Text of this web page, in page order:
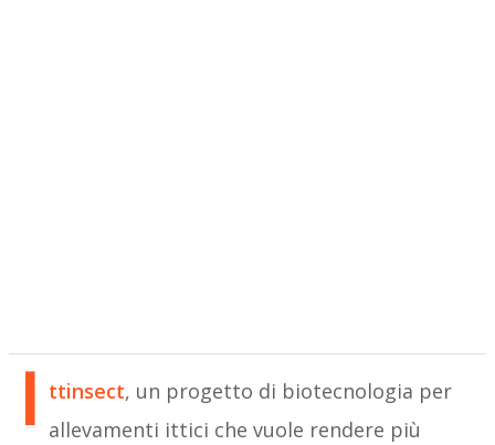
I ttinsect, un progetto di biotecnologia per
allevamenti ittici che vuole rendere più